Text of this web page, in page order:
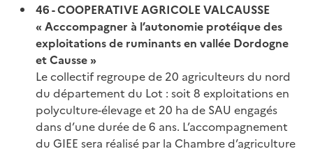
46 - COOPERATIVE AGRICOLE VALCAUSSE
« Acccompagner à l’autonomie protéique des
exploitations de ruminants en vallée Dordogne
et Causse »
Le collectif regroupe de 20 agriculteurs du nord
du département du Lot : soit 8 exploitations en
polyculture-élevage et 20 ha de SAU engagés
dans d’une durée de 6 ans. L’accompagnement
du GIEE sera réalisé par la Chambre d’agriculture